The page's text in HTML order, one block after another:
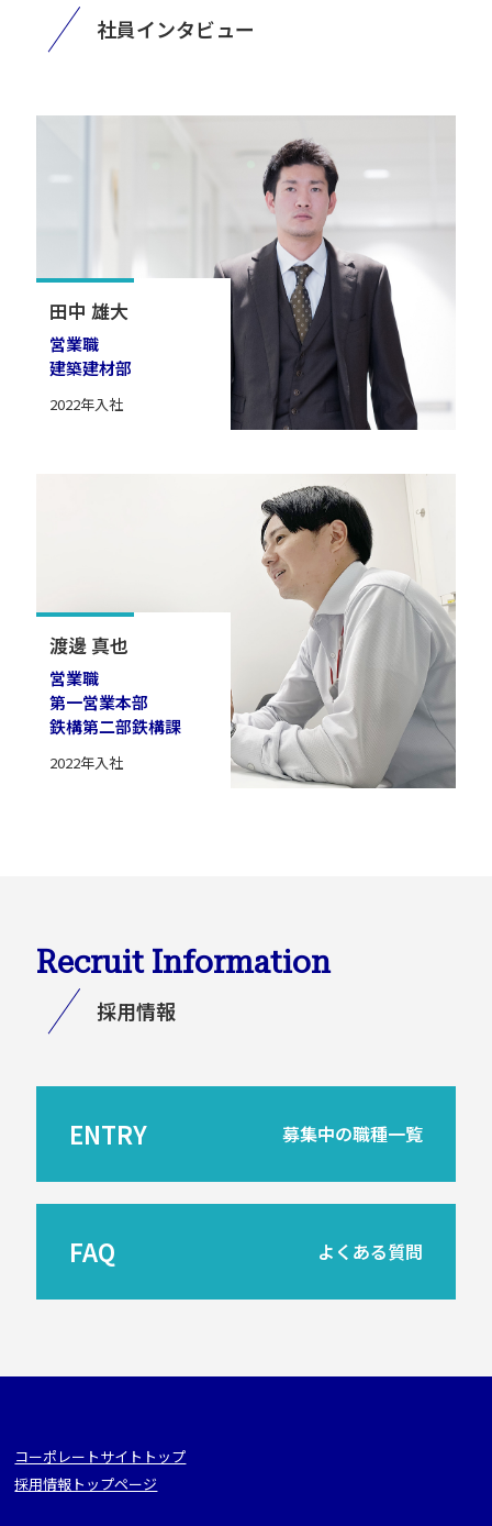
社員インタビュー
田中 雄大
営業職
建築建材部
2022年入社
渡邊 真也
営業職
第一営業本部
鉄構第二部鉄構課
2022年入社
Recruit Information
採用情報
ENTRY 募集中の職種一覧
FAQ よくある質問
コーポレートサイトトップ
採用情報トップページ